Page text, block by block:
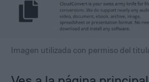
Imagen utilizada con permiso del